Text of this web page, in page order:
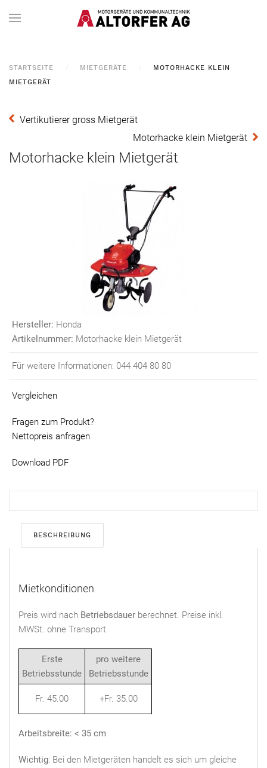
STARTSEITE MIETGERÄTE
MOTORHACKE KLEIN
MIETGERÄT
Vertikutierer gross Mietgerät
Motorhacke klein Mietgerät
Motorhacke klein Mietgerät
Hersteller: Honda
Artikelnummer: Motorhacke klein Mietgerät
Für weitere Informationen: 044 404 80 80
Vergleichen
Fragen zum Produkt?
Nettopreis anfragen
Download PDF
BESCHREIBUNG
Mietkonditionen
Preis wird nach Betriebsdauer berechnet. Preise inkl.
MWSt. ohne Transport
Erste
Betriebsstunde
pro weitere
Betriebsstunde
Fr. 45.00 +Fr. 35.00
Arbeitsbreite: < 35 cm
Wichtig: Bei den Mietgeräten handelt es sich um gleiche